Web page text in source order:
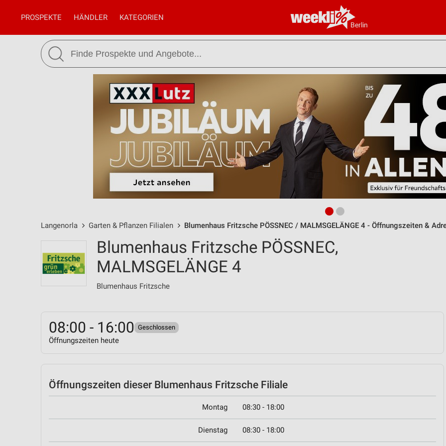
Berlin
PROSPEKTE HÄNDLER KATEGORIEN
Langenorla Garten & Pflanzen Filialen Blumenhaus Fritzsche PÖSSNEC / MALMSGELÄNGE 4 - Öffnungszeiten &
Blumenhaus Fritzsche PÖSSNEC,
MALMSGELÄNGE 4
Blumenhaus Fritzsche
08:00 - 16:00 Geschlossen
Öffnungszeiten heute
Öffnungszeiten dieser Blumenhaus Fritzsche Filiale
Montag 08:30 - 18:00
Dienstag 08:30 - 18:00